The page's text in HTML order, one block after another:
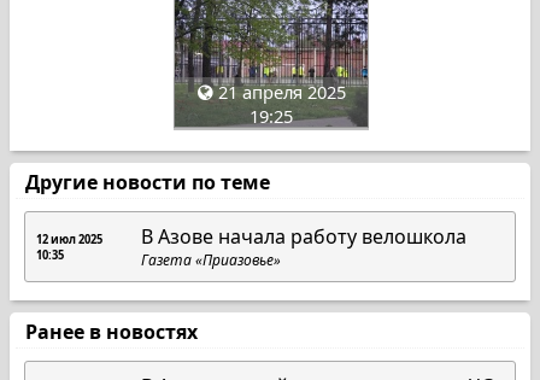
21 апреля 2025
19:25
Другие новости по теме
12 июл 2025
10:35
В Азове начала работу велошкола
Газета «Приазовье»
Ранее в новостях